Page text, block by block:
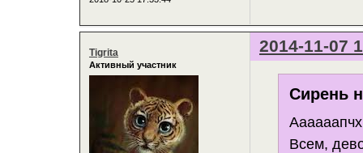
2014-11-07
Tigrita
Активный участник
Сирень
Всем,